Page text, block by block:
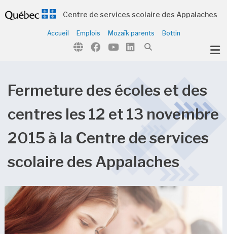
(Notre organisation )
(Parents et élèves )
Centre de services scolaire des Appalaches
Accueil Emplois Mozaïk parents Bottin
Fermeture des écoles et des
centres les 12 et 13 novembre
2015 à la Centre de services
scolaire des Appalaches